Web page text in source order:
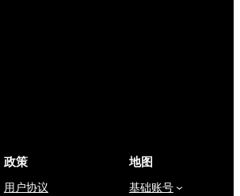
政策
用户协议
地图
基础账号